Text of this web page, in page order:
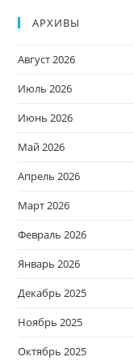
АРХИВЫ
Август 2026
Июль 2026
Июнь 2026
Май 2026
Апрель 2026
Март 2026
Февраль 2026
Январь 2026
Декабрь 2025
Ноябрь 2025
Октябрь 2025